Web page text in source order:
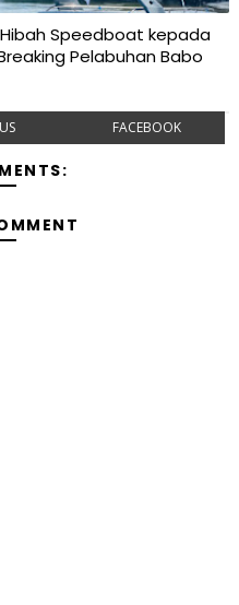
Speedboat kepada
Pelabuhan Babo
FACEBOOK